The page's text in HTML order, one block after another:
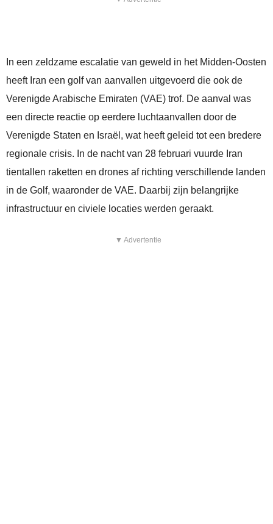
In een zeldzame escalatie van geweld in het Midden-Oosten
heeft Iran een golf van aanvallen uitgevoerd die ook de
Verenigde Arabische Emiraten (VAE) trof. De aanval was
een directe reactie op eerdere lucht­aanvallen door de
Verenigde Staten en Israël, wat heeft geleid tot een bredere
regionale crisis. In de nacht van 28 februari vuurde Iran
tientallen raketten en drones af richting verschillende landen
in de Golf, waaronder de VAE. Daarbij zijn belangrijke
infrastructuur en civiele locaties werden geraakt.
▼ Advertentie